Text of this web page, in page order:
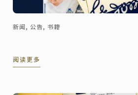
新闻, 公告, 书籍
阅读更多